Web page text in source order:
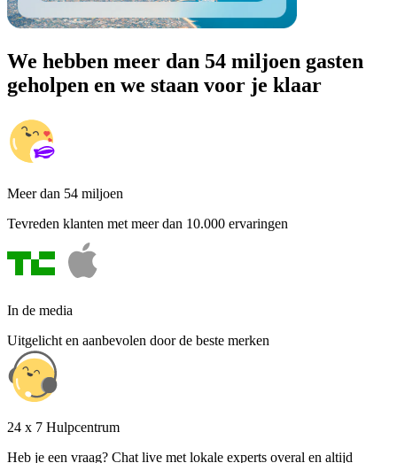
We hebben meer dan 54 miljoen gasten
geholpen en we staan voor je klaar
Meer dan 54 miljoen
Tevreden klanten met meer dan 10.000 ervaringen
In de media
Uitgelicht en aanbevolen door de beste merken
24 x 7 Hulpcentrum
Heb je een vraag? Chat live met lokale experts overal en altijd